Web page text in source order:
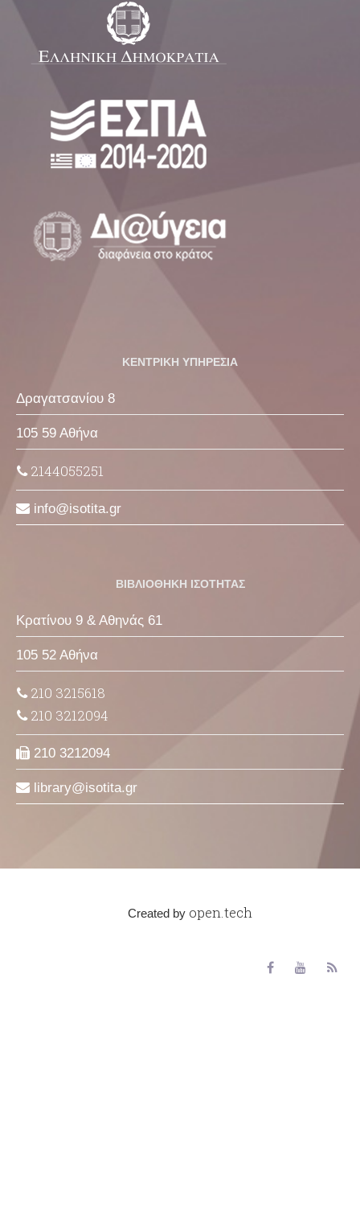
ΚΕΝΤΡΙΚΗ ΥΠΗΡΕΣΙΑ
Δραγατσανίου 8
105 59 Αθήνα
2144055251
info isotita gr
ΒΙΒΛΙΟΘΗΚΗ ΙΣΟΤΗΤΑΣ
Κρατίνου 9 & Αθηνάς 61
105 52 Αθήνα
210 3215618
210 3212094
210 3212094
library isotita gr
Created by open.tech